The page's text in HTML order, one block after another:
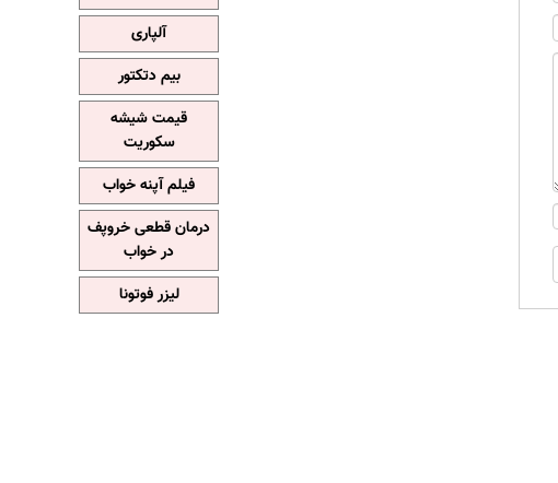
آلپاری
بیم دتکتور
قیمت شیشه
سکوریت
فیلم آپنه خواب
درمان قطعی خروپف
در خواب
لیزر فوتونا